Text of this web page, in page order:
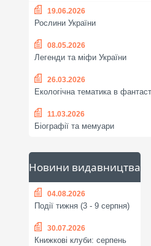
19.06.2026
Рослини України
08.05.2026
Легенди та міфи України
26.03.2026
Екологічна тематика в
11.03.2026
Біографії та мемуари
Новини видавництва
04.08.2026
Події тижня (3 - 9 серпня)
30.07.2026
Книжкові клуби: серпень